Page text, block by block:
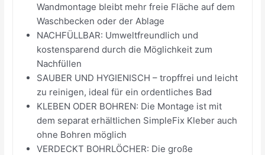
Wandmontage bleibt mehr freie Fläche auf dem
Waschbecken oder der Ablage
NACHFÜLLBAR: Umweltfreundlich und
kostensparend durch die Möglichkeit zum
Nachfüllen
SAUBER UND HYGIENISCH – tropffrei und leicht
zu reinigen, ideal für ein ordentliches Bad
KLEBEN ODER BOHREN: Die Montage ist mit
dem separat erhältlichen SimpleFix Kleber auch
ohne Bohren möglich
VERDECKT BOHRLÖCHER: Die große